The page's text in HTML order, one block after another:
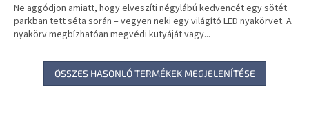
Ne aggódjon amiatt, hogy elveszíti négylábú kedvencét egy sötét
parkban tett séta során – vegyen neki egy világító LED nyakörvet. A
nyakörv megbízhatóan megvédi kutyáját vagy...
ÖSSZES HASONLÓ TERMÉKEK MEGJELENÍTÉSE